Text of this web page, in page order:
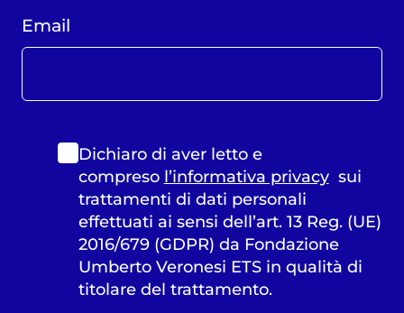
Email
Dichiaro di aver letto e
compreso l’informativa privacysui
trattamenti di dati personali
effettuati ai sensi dell’art. 13 Reg. (UE)
2016/679 (GDPR) da Fondazione
Umberto Veronesi ETS in qualità di
titolare del trattamento.